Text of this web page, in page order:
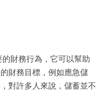
財務行為，它可以幫助
財務目標，例如應急儲
對許多人來說，儲蓄並不